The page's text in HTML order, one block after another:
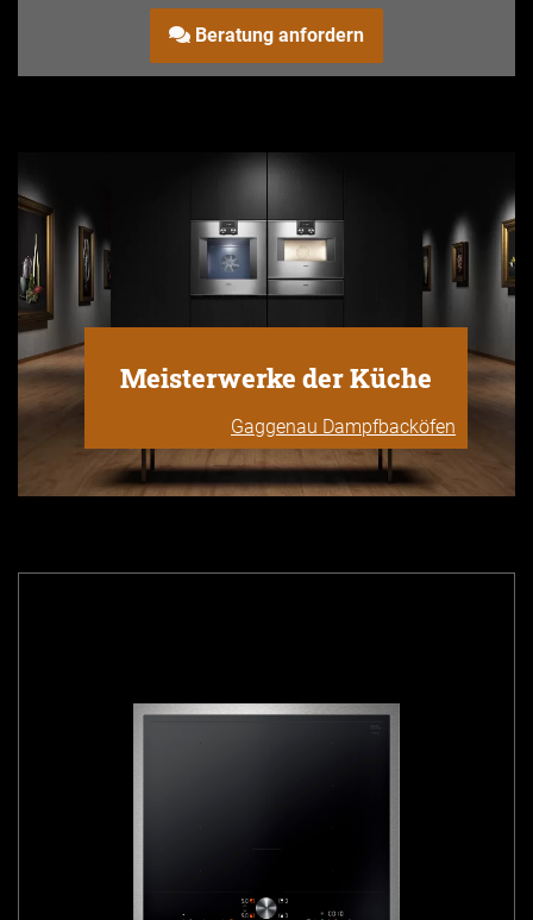
Beratung anfordern
Meisterwerke der Küche
Gaggenau Dampfbacköfen